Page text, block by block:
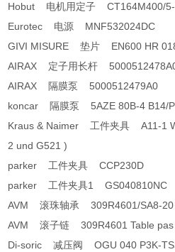
Hobut 电机用定子 CT164M400/5-
Eurotec 电源 MNF532024DC
GIVI MISURE 垫片 EN600 HR
AIRAX 定子用长杆
AIRAX 隔膜泵 5000512479A0
koncar 隔膜泵 5AZE 80B-4 B14/
Kraus & Naimer 工件夹具 A11-1
2 und G521 )
parker 工件夹具 CCP230D
parker 工件夹具1 GS040810NC
AVM 滚珠轴承 309R4601/SA8-20
AVM 滚子链 309R4601 Table pas
Di-soric 减压阀 OGU 040 P3K-